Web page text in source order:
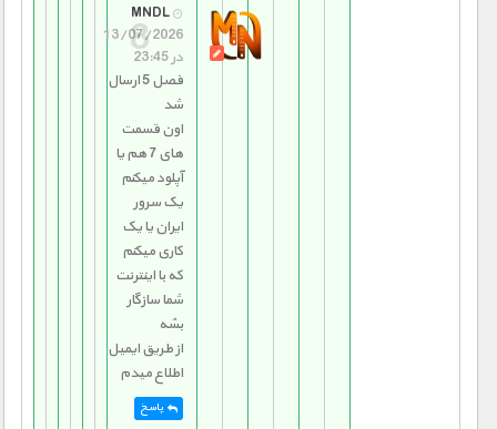
MNDL
13/07/2026
در 23:45
فصل 5 ارسال
شد
اون قسمت
های 7 هم یا
آپلود میکنم
یک سرور
ایران یا یک
کاری میکنم
که با اینترنت
شما سازگار
بشه
از طریق ایمیل
اطلاع میدم
پاسخ